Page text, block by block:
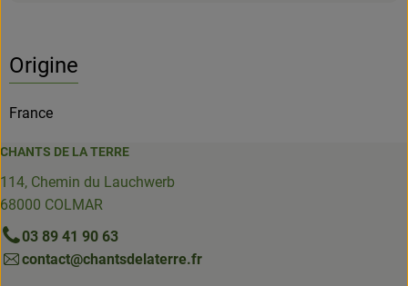
Origine
France
CHANTS DE LA TERRE
114, Chemin du Lauchwerb
68000 COLMAR
03 89 41 90 63
contact@chantsdelaterre.fr